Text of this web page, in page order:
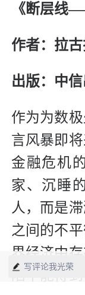
《断层线
作者：拉
出版：中
作为为数
言风暴即
金融危机
家、沉睡
人，而是
之间的不
界经济中
陷不能得
写评论我光荣